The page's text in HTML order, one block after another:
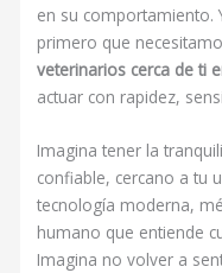
en su comportamiento.
primero que
veterinarios cerca de ti
actuar con rapidez,
Imagina tener la
confiable, cercano a tu
tecnología moderna,
humano que entiende
Imagina no volver a